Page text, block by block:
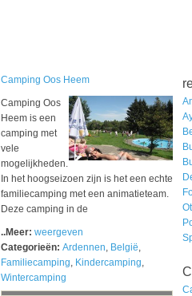
Camping Oos Heem
Camping Oos
Heem is een
camping met
vele
mogelijkheden.
In het hoogseizoen zijn is het een echte
familiecamping met een animatieteam.
Deze camping in de
..Meer: weergeven
Categorieën: Ardennen, België,
Familiecamping, Kindercamping,
Wintercamping